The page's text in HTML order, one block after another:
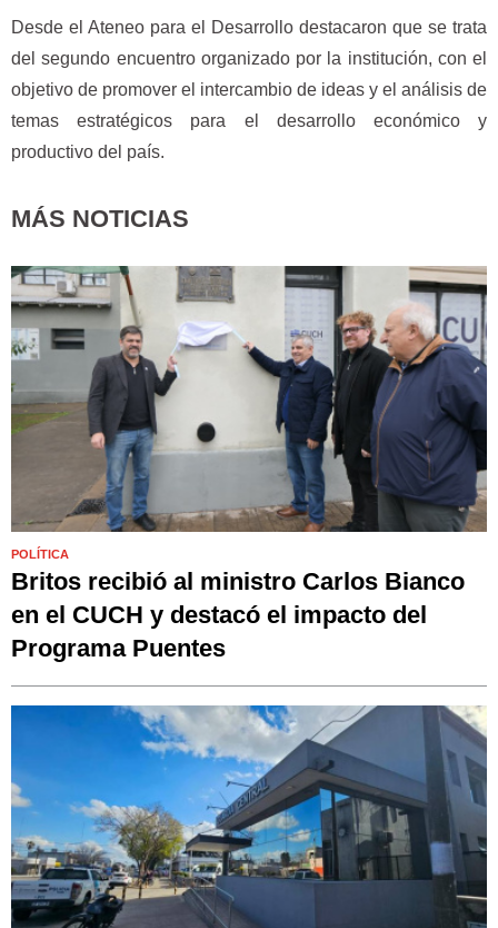
Desde el Ateneo para el Desarrollo destacaron que se trata
del segundo encuentro organizado por la institución, con el
objetivo de promover el intercambio de ideas y el análisis de
temas estratégicos para el desarrollo económico y
productivo del país.
MÁS NOTICIAS
POLÍTICA
Britos recibió al ministro Carlos Bianco
en el CUCH y destacó el impacto del
Programa Puentes